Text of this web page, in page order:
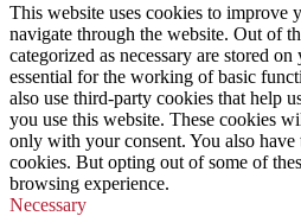
This website uses cookies to improve
navigate through the website. Out of
categorized as necessary are stored
essential for the working of basic
also use third-party cookies that help
you use this website. These cookies
only with your consent. You also
cookies. But opting out of some of
browsing experience.
Necessary